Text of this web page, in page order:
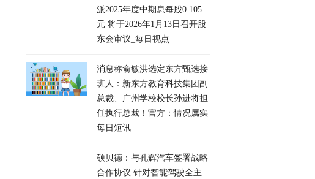
派2025年度中期息每股0.105
元 将于2026年1月13日召开股
东会审议_每日视点
消息称俞敏洪选定东方甄选接
班人：新东方教育科技集团副
总裁、广州学校校长孙进将担
任执行总裁！官方：情况属实
每日短讯
硕贝德：与孔辉汽车签署战略
合作协议 针对智能驾驶全主